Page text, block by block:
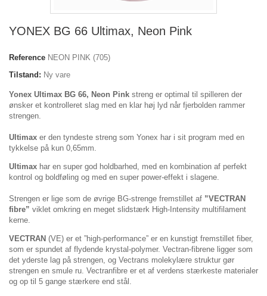
YONEX BG 66 Ultimax, Neon Pink
Reference NEON PINK (705)
Tilstand: Ny vare
Yonex Ultimax BG 66, Neon Pink streng er optimal til spilleren der
ønsker et kontrolleret slag med en klar høj lyd når fjerbolden rammer
strengen.
Ultimax er den tyndeste streng som Yonex har i sit program med en
tykkelse på kun 0,65mm.
Ultimax har en super god holdbarhed, med en kombination af perfekt
kontrol og boldføling og med en super power-effekt i slagene.
Strengen er lige som de øvrige BG-strenge fremstillet af ”VECTRAN
fibre” viklet omkring en meget slidstærk High-Intensity multifilament
kerne.
VECTRAN (VE) er et ”high-performance” er en kunstigt fremstillet fiber,
som er spundet af flydende krystal-polymer. Vectran-fibrene ligger som
det yderste lag på strengen, og Vectrans molekylære struktur gør
strengen en smule ru. Vectranfibre er et af verdens stærkeste materialer
og op til 5 gange stærkere end stål.